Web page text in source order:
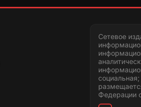
Сетевое
Федерации